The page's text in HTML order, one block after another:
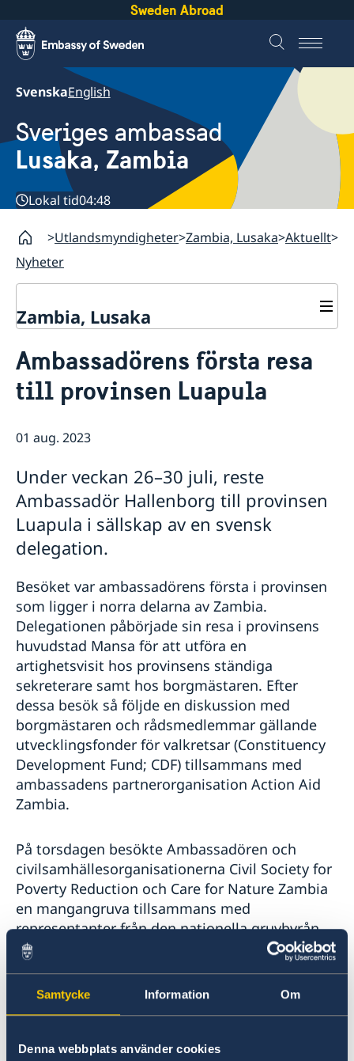
Samtycke Information Om
Denna webbplats använder cookies
Sweden Abroad
SvenskaEnglish
Sveriges ambassad
Lusaka, Zambia
Lokal tid04:48
Utlandsmyndigheter Zambia, Lusaka Aktuellt
Nyheter
Zambia, Lusaka
Nyheter
Nya pass och nationella identitetskort den 1 januari
Ambassaden håller stängt midsommarafton
Ändrad handläggningsprocess för
pappersansökningar
Stängt under påskhelgen
Negativt testsvar för covid-19 krävs vid inresa till
Sverige
Sverige stärker kampen mot könsstympning
Problem med ambassadens telefon
UD:s reseavrådan med anledning av nya
coronaviruset
Förlängning av det tillfälliga inreseförbudet till
Sverige till och med den 31 augusti 2020 och
lättnader i restriktionerna för fler resenärer
Ambassaden stängd 6-7 juli 2020
Stängt midsommarafton
Ambassaden stängd 21 och 25 maj 2020
Svenska Dagbladet: artikel om Sida-finansierat
projekt i Zambia
Ambassaden stängd 1 maj 2020
Sidastöd till preventivmedel och abortutrustning för
Ambassaden stängd under påskhelgen
Reducering av flygavgångar Ethiopian Airlines
Lediga tjänster
GDPR
Kontakt
Om oss
Ambassadörens första resa
till provinsen Luapula
01 aug. 2023
Under veckan 26–30 juli, reste
Ambassadör Hallenborg till provinsen
Luapula i sällskap av en svensk
delegation.
Besöket var ambassadörens första i provinsen
som ligger i norra delarna av Zambia.
Delegationen påbörjade sin resa i provinsens
huvudstad Mansa för att utföra en
artighetsvisit hos provinsens ständiga
sekreterare samt hos borgmästaren. Efter
dessa besök så följde en diskussion med
borgmästaren och rådsmedlemmar gällande
utvecklingsfonder för valkretsar (Constituency
Development Fund; CDF) tillsammans med
ambassadens partnerorganisation Action Aid
Zambia.
På torsdagen besökte Ambassadören och
civilsamhällesorganisationerna Civil Society for
Poverty Reduction och Care for Nature Zambia
en mangangruva tillsammans med
representanter från den nationella gruvbyrån.
Under besöket så visades det upp goda
exempel på hur man kan arbeta med lokala
samhällen, hur man kommer till rätta med
barnarbete och hur man stärker hållbarhet ur